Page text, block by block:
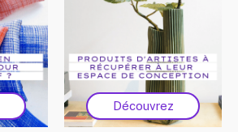
Découvrez